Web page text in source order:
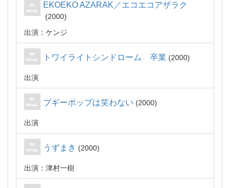
EKOEKO AZARAK／エコエコアザラク
2000
出演：ケンジ
トワイライトシンドローム 卒業 2000
出演
ブギーポップは笑わない 2000
出演
うずまき 2000
出演：津村一樹